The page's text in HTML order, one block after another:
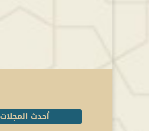
أحدث المجلات